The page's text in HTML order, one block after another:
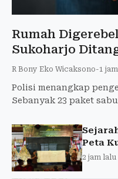
Rumah
Sukoharjo
R Bony Eko Wicaksono-1
Polisi menangkap
Sebanyak 23 paket
Peta
2 jam lalu